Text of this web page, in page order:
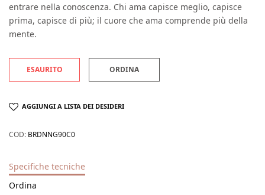
entrare nella conoscenza. Chi ama capisce meglio, capisce
prima, capisce di più; il cuore che ama comprende più della
mente.
ESAURITO ORDINA
AGGIUNGI A LISTA DEI DESIDERI
COD: BRDNNG90C0
Specifiche tecniche
Ordina